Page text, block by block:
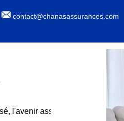
contact@chanasassurances.com
assuré